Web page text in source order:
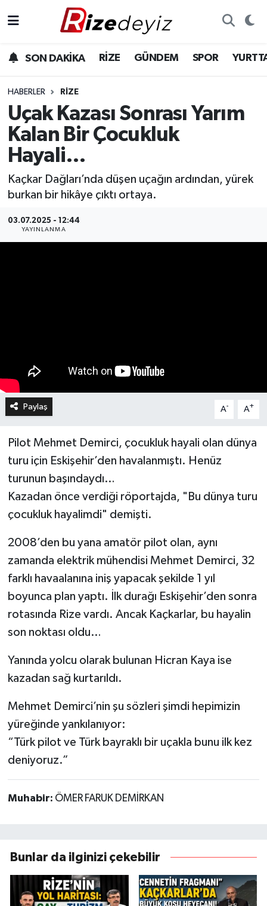
SON DAKİKA RİZE GÜNDEM SPOR
HABERLER RIZE
Uçak Kazası Sonrası Yarım
Kalan Bir Çocukluk
Hayali…
Kaçkar Dağları’nda düşen uçağın ardından, yürek
burkan bir hikâye çıktı ortaya.
03.07.2025 - 12:44
YAYINLANMA
Paylaş A- A+
Pilot Mehmet Demirci, çocukluk hayali olan dünya
turu için Eskişehir’den havalanmıştı. Henüz
turunun başındaydı…
Kazadan önce verdiği röportajda, "Bu dünya turu
çocukluk hayalimdi" demişti.
2008’den bu yana amatör pilot olan, aynı
zamanda elektrik mühendisi Mehmet Demirci, 32
farklı havaalanına iniş yapacak şekilde 1 yıl
boyunca plan yaptı. İlk durağı Eskişehir’den sonra
rotasında Rize vardı. Ancak Kaçkarlar, bu hayalin
son noktası oldu…
Yanında yolcu olarak bulunan Hicran Kaya ise
kazadan sağ kurtarıldı.
Mehmet Demirci’nin şu sözleri şimdi hepimizin
yüreğinde yankılanıyor:
“Türk pilot ve Türk bayraklı bir uçakla bunu ilk kez
deniyoruz.”
Muhabir: ÖMER FARUK DEMİRKAN
Bunlar da ilginizi çekebilir
Gündem
Yurttan Haberler
Ekonomi
Teknoloji
Sağlık
Rize Hava Durumu
Rize Trafik Yoğunluk Haritası
Süper Lig Puan Durumu ve Fikstür
Tüm Manşetler
Son Dakika Haberleri
Haber Arşivi